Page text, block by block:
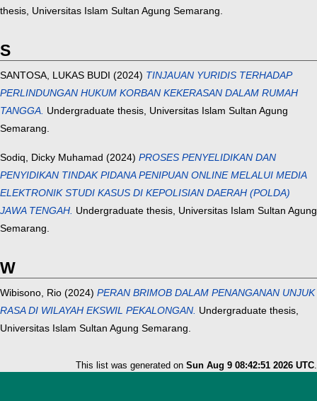
thesis, Universitas Islam Sultan Agung Semarang.
S
SANTOSA, LUKAS BUDI (2024) TINJAUAN YURIDIS TERHADAP
PERLINDUNGAN HUKUM KORBAN KEKERASAN DALAM RUMAH
TANGGA. Undergraduate thesis, Universitas Islam Sultan Agung
Semarang.
Sodiq, Dicky Muhamad (2024) PROSES PENYELIDIKAN DAN
PENYIDIKAN TINDAK PIDANA PENIPUAN ONLINE MELALUI MEDIA
ELEKTRONIK STUDI KASUS DI KEPOLISIAN DAERAH (POLDA)
JAWA TENGAH. Undergraduate thesis, Universitas Islam Sultan Agung
Semarang.
W
Wibisono, Rio (2024) PERAN BRIMOB DALAM PENANGANAN UNJUK
RASA DI WILAYAH EKSWIL PEKALONGAN. Undergraduate thesis,
Universitas Islam Sultan Agung Semarang.
This list was generated on Sun Aug 9 08:42:51 2026 UTC.